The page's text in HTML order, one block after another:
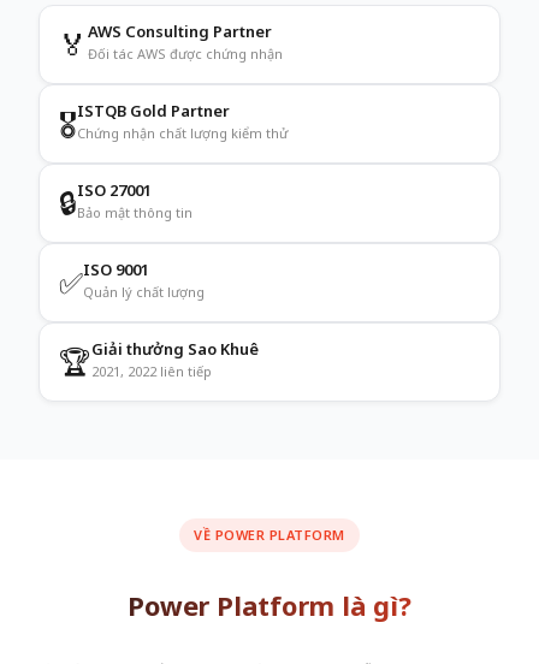
🏅 AWS Consulting Partner
Đối tác AWS được chứng nhận
🎖️ISTQB Gold Partner
Chứng nhận chất lượng kiểm thử
🔒ISO 27001
Bảo mật thông tin
✅ISO 9001
Quản lý chất lượng
🏆Giải thưởng Sao Khuê
2021, 2022 liên tiếp
VỀ POWER PLATFORM
Power Platform là gì?